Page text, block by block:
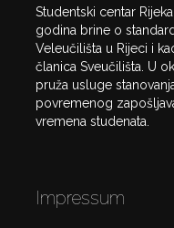
Studentski centar
godina brine o
Veleučilišta u Rijeci i
članica Sveučilišta. U
pruža usluge
povremenog
vremena studenata.
Impressum